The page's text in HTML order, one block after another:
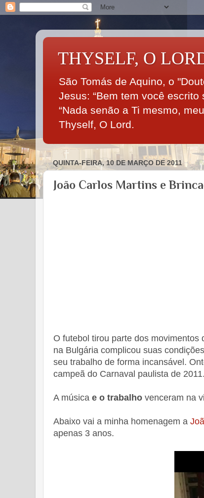
THYSELF, O
São Tomás de Aquino, o
Jesus: “Bem tem você
“Nada senão a Ti mesmo,
Thyself, O Lord.
QUINTA-FEIRA, 10 DE MARÇO DE 2011
João Carlos Martins e
O futebol tirou parte dos
na Bulgária complicou suas
seu trabalho de forma incansável.
campeã do Carnaval paulista de
A música e o trabalho venceram na
Abaixo vai a minha homenagem a
apenas 3 anos.